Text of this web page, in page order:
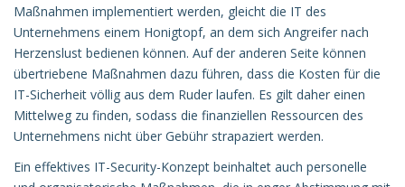
Maßnahmen implementiert werden, gleicht die IT des
Unternehmens einem Honigtopf, an dem sich Angreifer nach
Herzenslust bedienen können. Auf der anderen Seite können
übertriebene Maßnahmen dazu führen, dass die Kosten für die
IT-Sicherheit völlig aus dem Ruder laufen. Es gilt daher einen
Mittelweg zu finden, sodass die finanziellen Ressourcen des
Unternehmens nicht über Gebühr strapaziert werden.
Ein effektives IT-Security-Konzept beinhaltet auch personelle